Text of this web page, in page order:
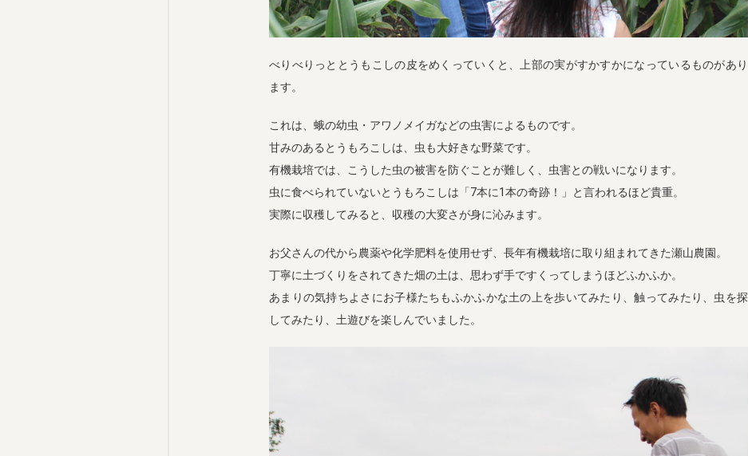
べりべりっととうもこしの皮をめくっていくと、上部の実がすかすかになっているものがあり
ます。
これは、蛾の幼虫・アワノメイガなどの虫害によるものです。
甘みのあるとうもろこしは、虫も大好きな野菜です。
有機栽培では、こうした虫の被害を防ぐことが難しく、虫害との戦いになります。
虫に食べられていないとうもろこしは「7本に1本の奇跡！」と言われるほど貴重。
実際に収穫してみると、収穫の大変さが身に沁みます。
お父さんの代から農薬や化学肥料を使用せず、長年有機栽培に取り組まれてきた瀬山農園。
丁寧に土づくりをされてきた畑の土は、思わず手ですくってしまうほどふかふか。
あまりの気持ちよさにお子様たちもふかふかな土の上を歩いてみたり、触ってみたり、虫を探
してみたり、土遊びを楽しんでいました。